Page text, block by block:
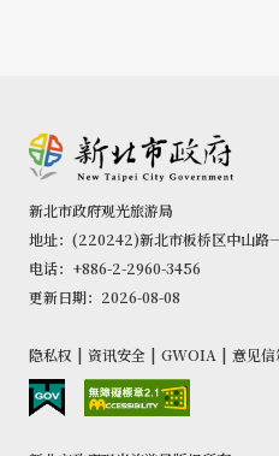
新北市政府观光旅游局
地址：(220242)新北市板桥区中山路
电话：+886-2-2960-3456
更新日期：2026-08-08
隐私权 | 资讯安全 | GWOIA | 意见信